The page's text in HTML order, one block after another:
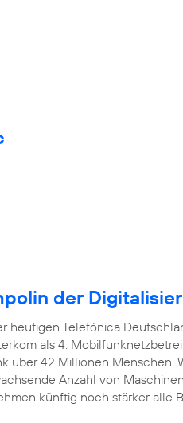
der
heutigen Telefónica
als 4.
über 42 Millionen Menschen.
Anzahl von
künftig noch stärker alle